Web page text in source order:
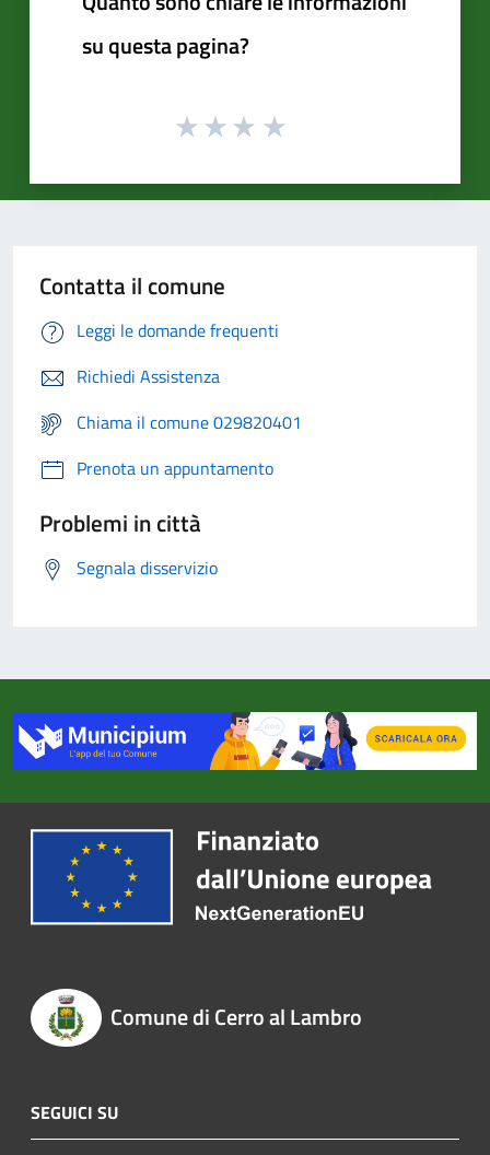
su questa pagina?
Contatta il comune
Leggi le domande frequenti
Richiedi Assistenza
Chiama il comune 029820401
Prenota un appuntamento
Problemi in città
Segnala disservizio
Comune di Cerro al Lambro
SEGUICI SU